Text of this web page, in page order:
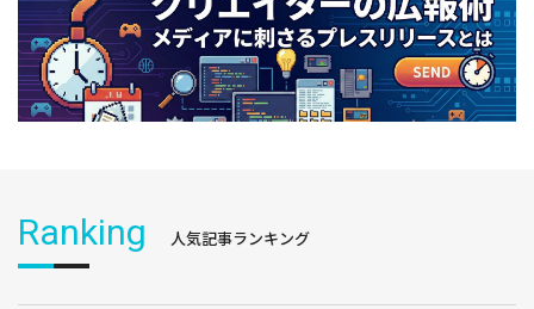
Ranking 人気記事ランキング